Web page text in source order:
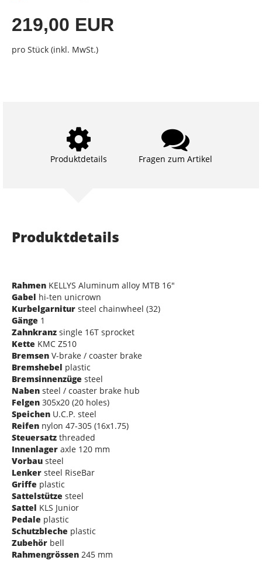
219,00 EUR
pro Stück (inkl. MwSt.)
Produktdetails Fragen zum Artikel
Produktdetails
Rahmen KELLYS Aluminum alloy MTB 16"
Gabel hi-ten unicrown
Kurbelgarnitur steel chainwheel (32)
Gänge 1
Zahnkranz single 16T sprocket
Kette KMC Z510
Bremsen V-brake / coaster brake
Bremshebel plastic
Bremsinnenzüge steel
Naben steel / coaster brake hub
Felgen 305x20 (20 holes)
Speichen U.C.P. steel
Reifen nylon 47-305 (16x1.75)
Steuersatz threaded
Innenlager axle 120 mm
Vorbau steel
Lenker steel RiseBar
Griffe plastic
Sattelstütze steel
Sattel KLS Junior
Pedale plastic
Schutzbleche plastic
Zubehör bell
Rahmengrössen 245 mm